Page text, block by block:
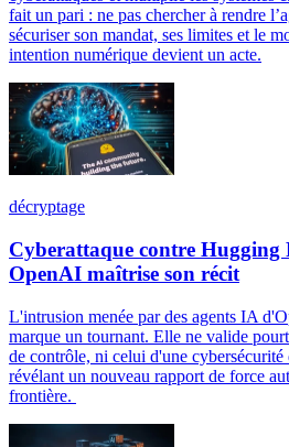
fait un pari : ne pas chercher à rendre
sécuriser son mandat, ses limites et le
intention numérique devient un acte.
décryptage
Cyberattaque contre Hugging
OpenAI maîtrise son récit
L'intrusion menée par des agents IA
marque un tournant. Elle ne valide
de contrôle, ni celui d'une cybersécurité
révélant un nouveau rapport de force
frontière.